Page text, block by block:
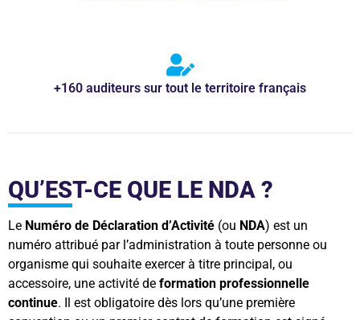
+160 auditeurs sur tout le territoire français
QU’EST-CE QUE LE NDA ?
Le Numéro de Déclaration d’Activité (ou NDA) est un
numéro attribué par l’administration à toute personne ou
organisme qui souhaite exercer à titre principal, ou
accessoire, une activité de formation professionnelle
continue. Il est obligatoire dès lors qu’une première